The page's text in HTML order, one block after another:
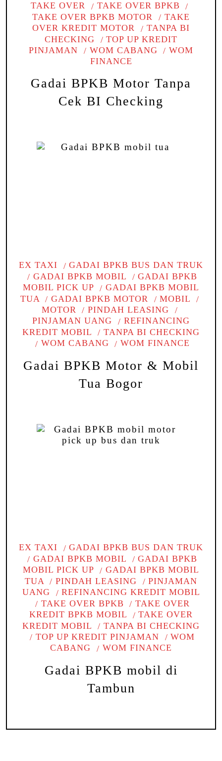
TAKE OVER
TAKE OVER BPKB
TAKE OVER BPKB MOTOR
TAKE
OVER KREDIT MOTOR
TANPA BI
CHECKING
TOP UP KREDIT
PINJAMAN
WOM CABANG
WOM
FINANCE
Gadai BPKB Motor Tanpa
Cek BI Checking
EX TAXI
GADAI BPKB BUS DAN TRUK
GADAI BPKB MOBIL
GADAI BPKB
MOBIL PICK UP
GADAI BPKB MOBIL
TUA
GADAI BPKB MOTOR
MOBIL
MOTOR
PINDAH LEASING
PINJAMAN UANG
REFINANCING
KREDIT MOBIL
TANPA BI CHECKING
WOM CABANG
WOM FINANCE
Gadai BPKB Motor & Mobil
Tua Bogor
EX TAXI
GADAI BPKB BUS DAN TRUK
GADAI BPKB MOBIL
GADAI BPKB
MOBIL PICK UP
GADAI BPKB MOBIL
TUA
PINDAH LEASING
PINJAMAN
UANG
REFINANCING KREDIT MOBIL
TAKE OVER BPKB
TAKE OVER
KREDIT BPKB MOBIL
TAKE OVER
KREDIT MOBIL
TANPA BI CHECKING
TOP UP KREDIT PINJAMAN
WOM
CABANG
WOM FINANCE
Gadai BPKB mobil di
Tambun